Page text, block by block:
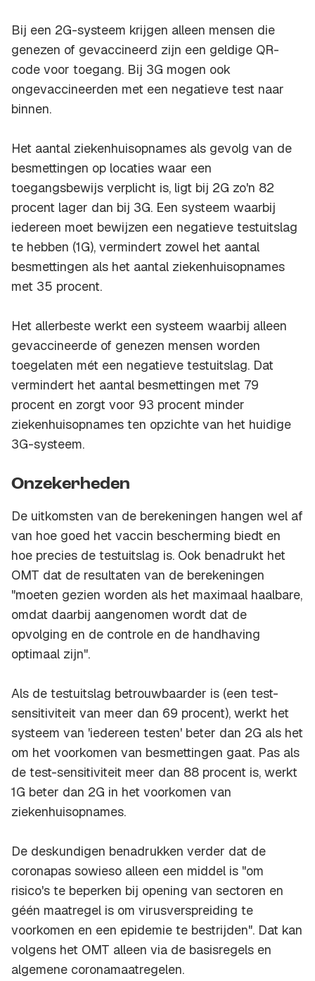
Bij een 2G-systeem krijgen alleen mensen die
genezen of gevaccineerd zijn een geldige QR-
code voor toegang. Bij 3G mogen ook
ongevaccineerden met een negatieve test naar
binnen.
Het aantal ziekenhuisopnames als gevolg van de
besmettingen op locaties waar een
toegangsbewijs verplicht is, ligt bij 2G zo'n 82
procent lager dan bij 3G. Een systeem waarbij
iedereen moet bewijzen een negatieve testuitslag
te hebben (1G), vermindert zowel het aantal
besmettingen als het aantal ziekenhuisopnames
met 35 procent.
Het allerbeste werkt een systeem waarbij alleen
gevaccineerde of genezen mensen worden
toegelaten mét een negatieve testuitslag. Dat
vermindert het aantal besmettingen met 79
procent en zorgt voor 93 procent minder
ziekenhuisopnames ten opzichte van het huidige
3G-systeem.
Onzekerheden
De uitkomsten van de berekeningen hangen wel af
van hoe goed het vaccin bescherming biedt en
hoe precies de testuitslag is. Ook benadrukt het
OMT dat de resultaten van de berekeningen
"moeten gezien worden als het maximaal haalbare,
omdat daarbij aangenomen wordt dat de
opvolging en de controle en de handhaving
optimaal zijn".
Als de testuitslag betrouwbaarder is (een test-
sensitiviteit van meer dan 69 procent), werkt het
systeem van 'iedereen testen' beter dan 2G als het
om het voorkomen van besmettingen gaat. Pas als
de test-sensitiviteit meer dan 88 procent is, werkt
1G beter dan 2G in het voorkomen van
ziekenhuisopnames.
De deskundigen benadrukken verder dat de
coronapas sowieso alleen een middel is "om
risico's te beperken bij opening van sectoren en
géén maatregel is om virusverspreiding te
voorkomen en een epidemie te bestrijden". Dat kan
volgens het OMT alleen via de basisregels en
algemene coronamaatregelen.